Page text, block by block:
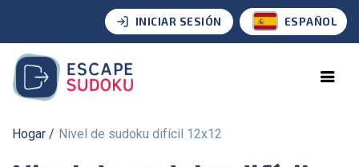
INICIAR SESIÓN ESPAÑOL
Hogar Nivel de sudoku difícil 12x12